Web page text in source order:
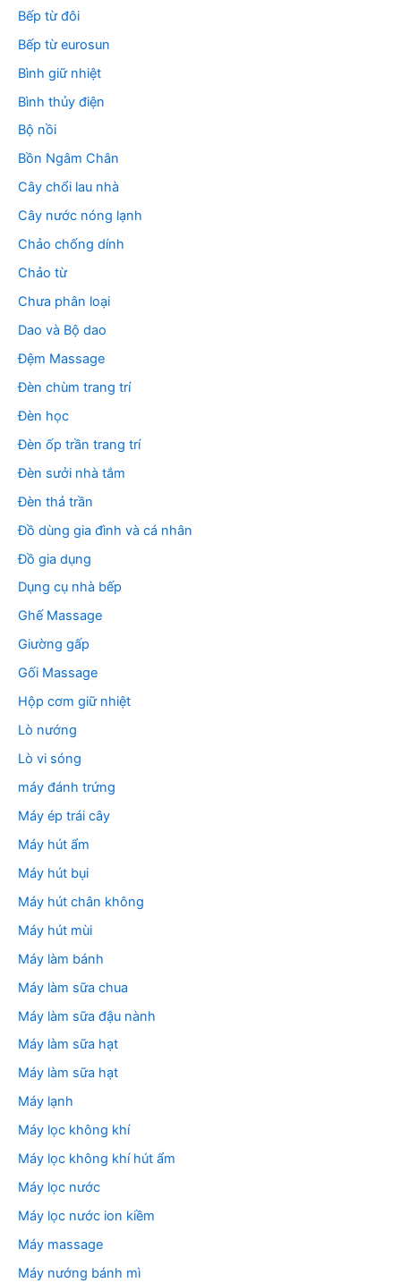
Bếp từ đôi
Bếp từ eurosun
Bình giữ nhiệt
Bình thủy điện
Bộ nồi
Bồn Ngâm Chân
Cây chổi lau nhà
Cây nước nóng lạnh
Chảo chống dính
Chảo từ
Chưa phân loại
Dao và Bộ dao
Đệm Massage
Đèn chùm trang trí
Đèn học
Đèn ốp trần trang trí
Đèn sưởi nhà tắm
Đèn thả trần
Đồ dùng gia đình và cá nhân
Đồ gia dụng
Dụng cụ nhà bếp
Ghế Massage
Giường gấp
Gối Massage
Hộp cơm giữ nhiệt
Lò nướng
Lò vi sóng
máy đánh trứng
Máy ép trái cây
Máy hút ẩm
Máy hút bụi
Máy hút chân không
Máy hút mùi
Máy làm bánh
Máy làm sữa chua
Máy làm sữa đậu nành
Máy làm sữa hạt
Máy làm sữa hạt
Máy lạnh
Máy lọc không khí
Máy lọc không khí hút ẩm
Máy lọc nước
Máy lọc nước ion kiềm
Máy massage
Máy nướng bánh mì